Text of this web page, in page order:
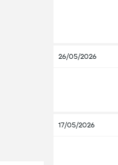
26/05/2026
17/05/2026